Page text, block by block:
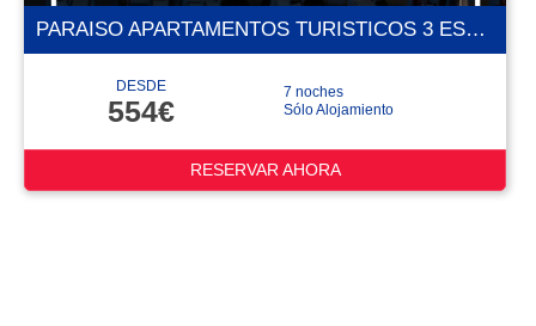
PARAISO APARTAMENTOS TURISTICOS 3 ESTRELLAS
DESDE
554€
7 noches
Sólo Alojamiento
RESERVAR AHORA